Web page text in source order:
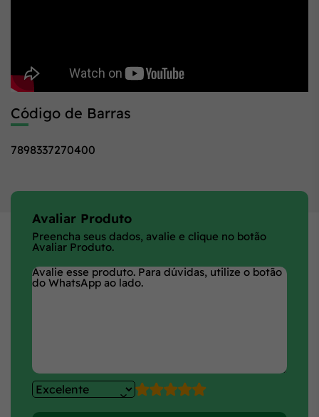
Código de Barras
7898337270400
Avaliar Produto
Preencha seus dados, avalie e clique no botão
Avaliar Produto.